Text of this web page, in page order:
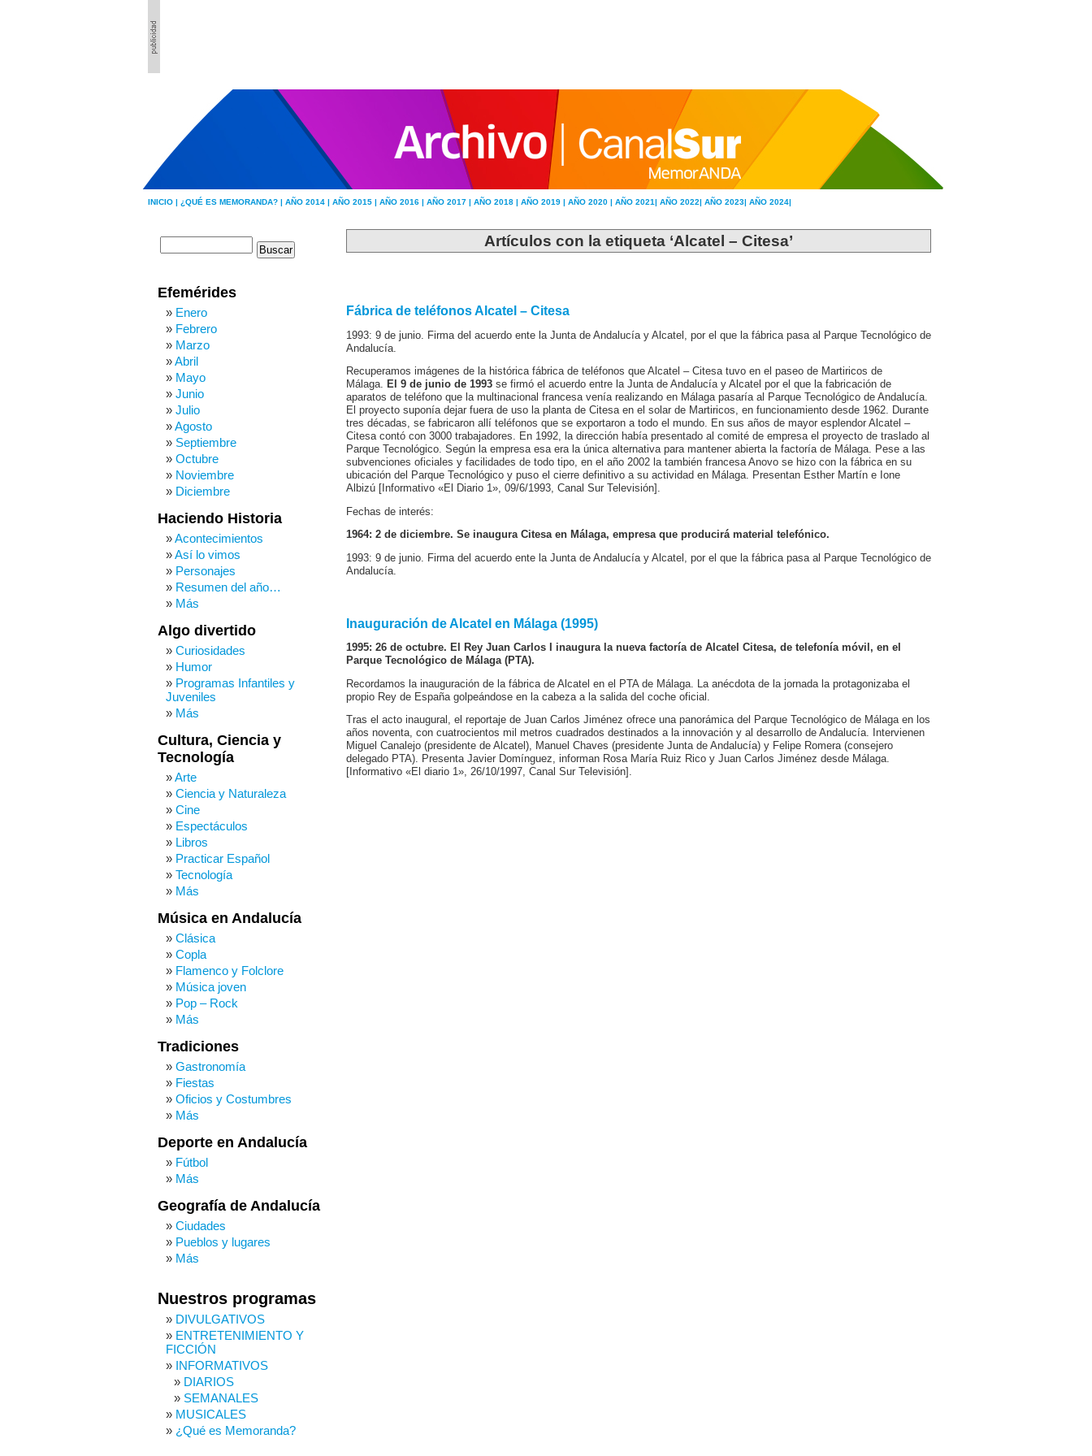
INICIO | ¿QUÉ ES MEMORANDA? | AÑO 2014 | AÑO 2015 | AÑO 2016 | AÑO 2017 | AÑO 2018 | AÑO 2019 | AÑO 2020 | AÑO 2021| AÑO 2022| AÑO 2023| AÑO 2024|
Artículos con la etiqueta ‘Alcatel – Citesa’
Fábrica de teléfonos Alcatel – Citesa
1993: 9 de junio. Firma del acuerdo ente la Junta de Andalucía y Alcatel, por el que la fábrica pasa al Parque Tecnológico de
Andalucía.
Recuperamos imágenes de la histórica fábrica de teléfonos que Alcatel – Citesa tuvo en el paseo de Martiricos de
Málaga. El 9 de junio de 1993 se firmó el acuerdo entre la Junta de Andalucía y Alcatel por el que la fabricación de
aparatos de teléfono que la multinacional francesa venía realizando en Málaga pasaría al Parque Tecnológico de Andalucía.
El proyecto suponía dejar fuera de uso la planta de Citesa en el solar de Martiricos, en funcionamiento desde 1962. Durante
tres décadas, se fabricaron allí teléfonos que se exportaron a todo el mundo. En sus años de mayor esplendor Alcatel –
Citesa contó con 3000 trabajadores. En 1992, la dirección había presentado al comité de empresa el proyecto de traslado al
Parque Tecnológico. Según la empresa esa era la única alternativa para mantener abierta la factoría de Málaga. Pese a las
subvenciones oficiales y facilidades de todo tipo, en el año 2002 la también francesa Anovo se hizo con la fábrica en su
ubicación del Parque Tecnológico y puso el cierre definitivo a su actividad en Málaga. Presentan Esther Martín e Ione
Albizú [Informativo «El Diario 1», 09/6/1993, Canal Sur Televisión].
Fechas de interés:
1964: 2 de diciembre. Se inaugura Citesa en Málaga, empresa que producirá material telefónico.
1993: 9 de junio. Firma del acuerdo ente la Junta de Andalucía y Alcatel, por el que la fábrica pasa al Parque Tecnológico de
Andalucía.
Inauguración de Alcatel en Málaga (1995)
1995: 26 de octubre. El Rey Juan Carlos I inaugura la nueva factoría de Alcatel Citesa, de telefonía móvil, en el
Parque Tecnológico de Málaga (PTA).
Recordamos la inauguración de la fábrica de Alcatel en el PTA de Málaga. La anécdota de la jornada la protagonizaba el
propio Rey de España golpeándose en la cabeza a la salida del coche oficial.
Tras el acto inaugural, el reportaje de Juan Carlos Jiménez ofrece una panorámica del Parque Tecnológico de Málaga en los
años noventa, con cuatrocientos mil metros cuadrados destinados a la innovación y al desarrollo de Andalucía. Intervienen
Miguel Canalejo (presidente de Alcatel), Manuel Chaves (presidente Junta de Andalucía) y Felipe Romera (consejero
delegado PTA). Presenta Javier Domínguez, informan Rosa María Ruiz Rico y Juan Carlos Jiménez desde Málaga.
[Informativo «El diario 1», 26/10/1997, Canal Sur Televisión].
Efemérides
Enero
Febrero
Marzo
Abril
Mayo
Junio
Julio
Agosto
Septiembre
Octubre
Noviembre
Diciembre
Haciendo Historia
Acontecimientos
Así lo vimos
Personajes
Resumen del año…
Más
Algo divertido
Curiosidades
Humor
Programas Infantiles y
Juveniles
Más
Cultura, Ciencia y
Tecnología
Arte
Ciencia y Naturaleza
Cine
Espectáculos
Libros
Practicar Español
Tecnología
Más
Música en Andalucía
Clásica
Copla
Flamenco y Folclore
Música joven
Pop – Rock
Más
Tradiciones
Gastronomía
Fiestas
Oficios y Costumbres
Más
Deporte en Andalucía
Fútbol
Más
Geografía de Andalucía
Ciudades
Pueblos y lugares
Más
Nuestros programas
DIVULGATIVOS
ENTRETENIMIENTO Y
FICCIÓN
INFORMATIVOS
DIARIOS
SEMANALES
MUSICALES
¿Qué es Memoranda?